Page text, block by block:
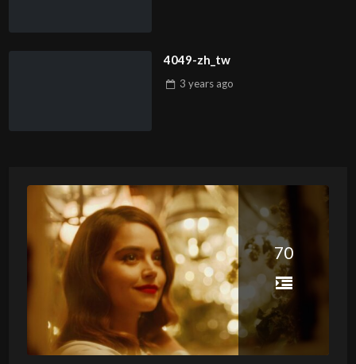
4049-zh_tw
3 years ago
70